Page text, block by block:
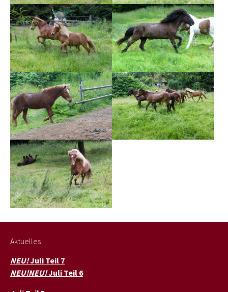
Show larger version Show larger version
Show larger version Show larger version
Show larger version
Aktuelles
NEU!Juli Teil 7
NEU!NEU!Juli Teil 6